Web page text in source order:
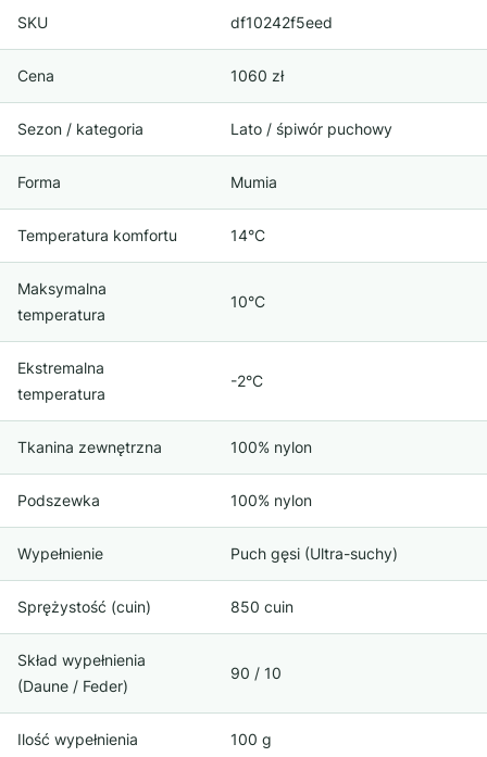
SKU df10242f5eed
Cena 1060 zł
Sezon / kategoria Lato / śpiwór puchowy
Forma Mumia
Temperatura komfortu 14°C
Maksymalna
temperatura
10°C
Ekstremalna
temperatura
-2°C
Tkanina zewnętrzna 100% nylon
Podszewka 100% nylon
Wypełnienie Puch gęsi (Ultra-suchy)
Sprężystość (cuin) 850 cuin
Skład wypełnienia
(Daune / Feder)
90 / 10
Ilość wypełnienia 100 g